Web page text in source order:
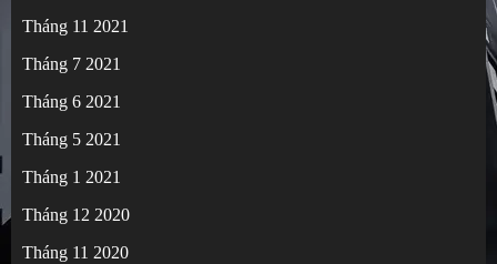
Tháng 11 2021
Tháng 7 2021
Tháng 6 2021
Tháng 5 2021
Tháng 1 2021
Tháng 12 2020
Tháng 11 2020